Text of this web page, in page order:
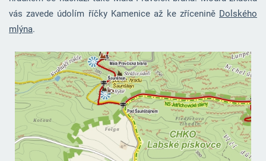
vás zavede údolím říčky Kamenice až ke zřícenině Dolského
mlýna.